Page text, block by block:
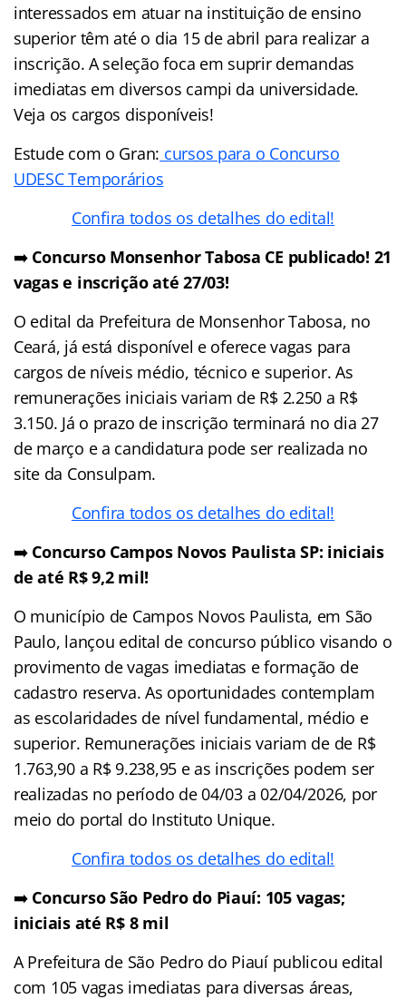
interessados em atuar na instituição de ensino
superior têm até o dia 15 de abril para realizar a
inscrição. A seleção foca em suprir demandas
imediatas em diversos campi da universidade.
Veja os cargos disponíveis!
Estude com o Gran: cursos para o Concurso
UDESC Temporários
Confira todos os detalhes do edital!
➡️ Concurso Monsenhor Tabosa CE publicado! 21
vagas e inscrição até 27/03!
O edital da Prefeitura de Monsenhor Tabosa, no
Ceará, já está disponível e oferece vagas para
cargos de níveis médio, técnico e superior. As
remunerações iniciais variam de R$ 2.250 a R$
3.150. Já o prazo de inscrição terminará no dia 27
de março e a candidatura pode ser realizada no
site da Consulpam.
Confira todos os detalhes do edital!
➡️ Concurso Campos Novos Paulista SP: iniciais
de até R$ 9,2 mil!
O município de Campos Novos Paulista, em São
Paulo, lançou edital de concurso público visando o
provimento de vagas imediatas e formação de
cadastro reserva. As oportunidades contemplam
as escolaridades de nível fundamental, médio e
superior. Remunerações iniciais variam de de R$
1.763,90 a R$ 9.238,95 e as inscrições podem ser
realizadas no período de 04/03 a 02/04/2026, por
meio do portal do Instituto Unique.
Confira todos os detalhes do edital!
➡️ Concurso São Pedro do Piauí: 105 vagas;
iniciais até R$ 8 mil
A Prefeitura de São Pedro do Piauí publicou edital
com 105 vagas imediatas para diversas áreas,